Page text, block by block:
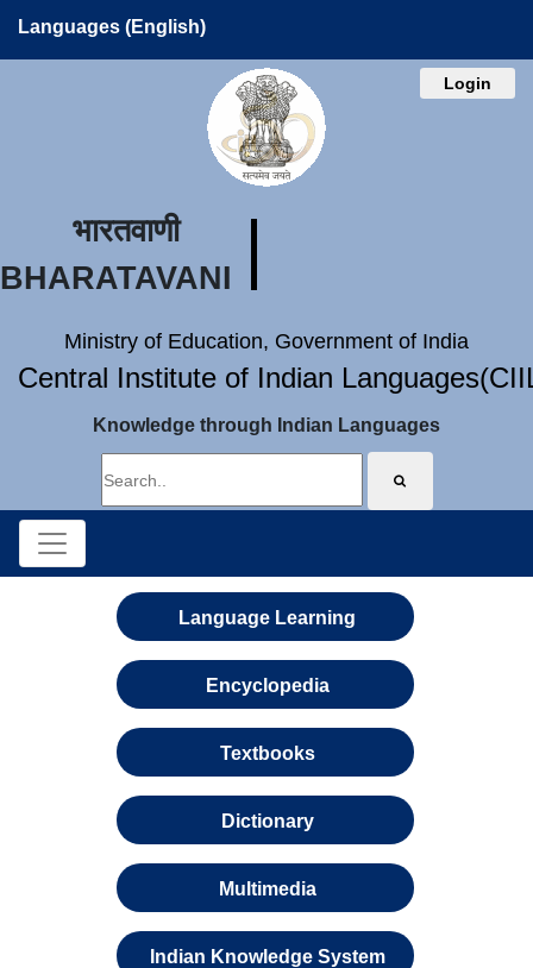
Languages (English)
Login
भारतवाणी
BHARATAVANI
Ministry of Education, Government of India
Central Institute of Indian
Knowledge through Indian Languages
Language Learning
Encyclopedia
Textbooks
Dictionary
Multimedia
Indian Knowledge System